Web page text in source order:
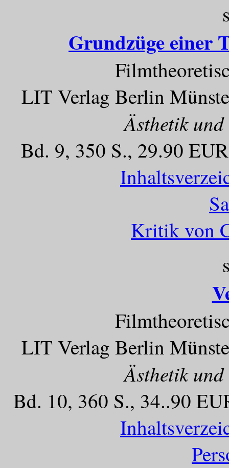
Grundzüge einer
LIT Verlag Berlin
Ästhetik
Bd. 9, 350 S., 29.90
Kritik von
LIT Verlag Berlin
Ästhetik
Bd. 10, 360 S., 34..90